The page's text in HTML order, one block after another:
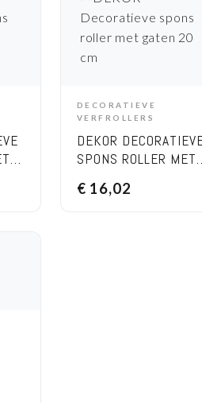
ADD TO CART
DECORATIEVE
VERFROLLERS
DEKOR
SPONS ROLLER MET
€ 16,02